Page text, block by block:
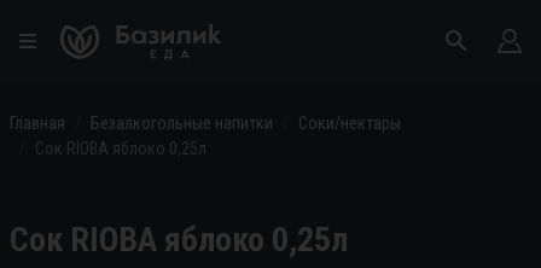
Главная Безалкогольные напитки
Соки/нектары
Сок RIOBA яблоко 0,25л
Сок RIOBA яблоко 0,25л